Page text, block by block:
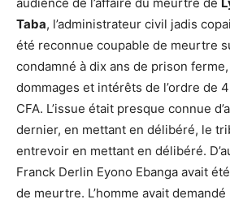
Taba, l’administrateur civil jadis
été reconnue coupable de meurtre
condamné à dix ans de prison
dommages et intérêts de l’ordre de
CFA. L’issue était presque connue
dernier, en mettant en délibéré, le
entrevoir en mettant en délibéré.
Franck Derlin Eyono Ebanga avait
de meurtre. L’homme avait